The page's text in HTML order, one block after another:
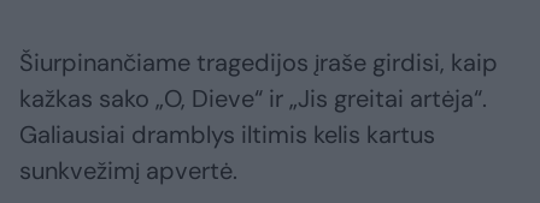
Šiurpinančiame tragedijos įraše girdisi, kaip
kažkas sako „O, Dieve“ ir „Jis greitai artėja“.
Galiausiai dramblys iltimis kelis kartus
sunkvežimį apvertė.